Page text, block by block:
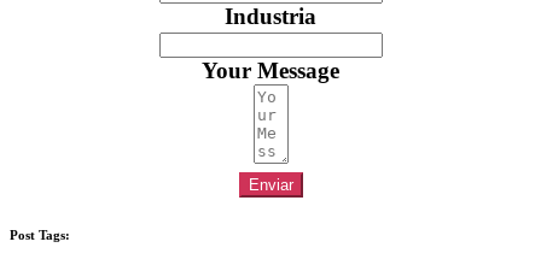
Industria
Your Message
Enviar
Post Tags: